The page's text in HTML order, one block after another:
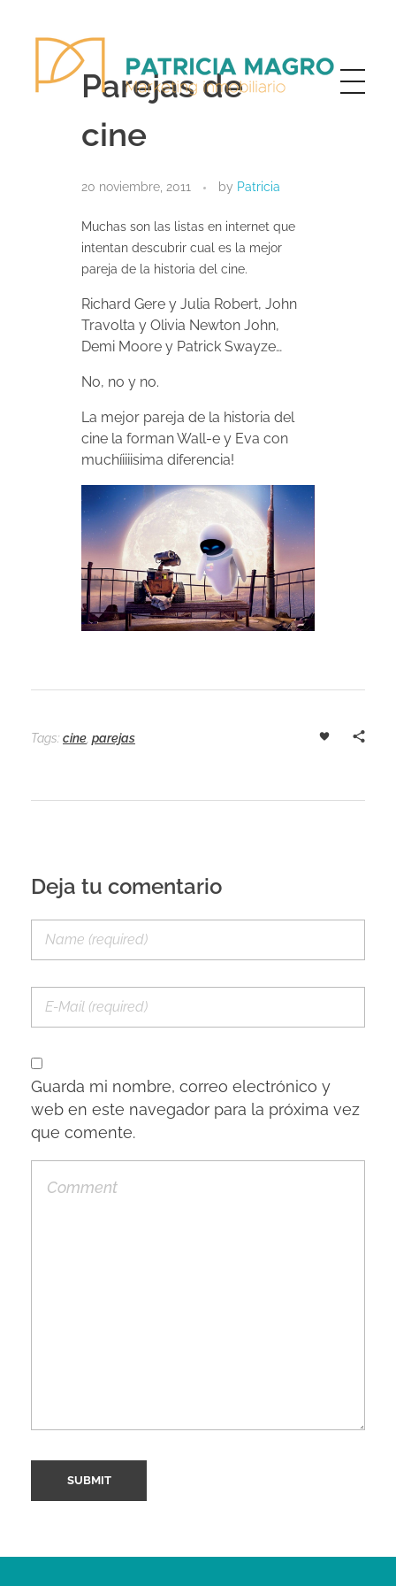
Parejas de
cine
20 noviembre, 2011 by Patricia
Muchas son las listas en internet que
intentan descubrir cual es la mejor
pareja de la historia del cine.
Richard Gere y Julia Robert, John
Travolta y Olivia Newton John,
Demi Moore y Patrick Swayze…
No, no y no.
La mejor pareja de la historia del
cine la forman Wall-e y Eva con
muchíiiiisima diferencia!
Tags: cine parejas
Deja tu comentario
Guarda mi nombre, correo electrónico y
web en este navegador para la próxima vez
que comente.